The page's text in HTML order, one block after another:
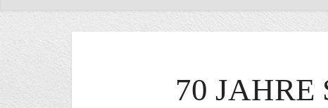
70 JAHRE